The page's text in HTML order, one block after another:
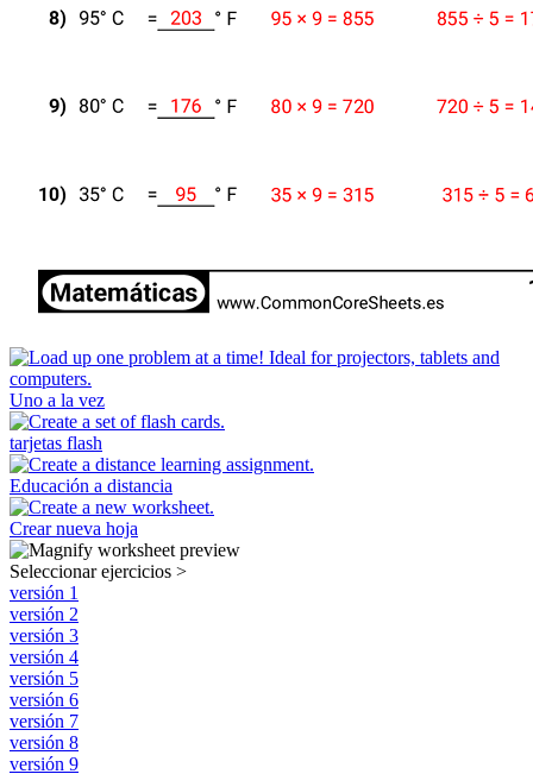
Uno a la vez
tarjetas flash
Educación a distancia
Crear nueva hoja
Seleccionar ejercicios >
versión 1
versión 2
versión 3
versión 4
versión 5
versión 6
versión 7
versión 8
versión 9